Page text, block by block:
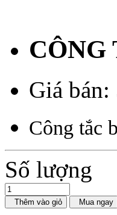
CÔNG
Giá bán:
Công tắc
Số lượng
Thêm vào giỏ Mua ngay